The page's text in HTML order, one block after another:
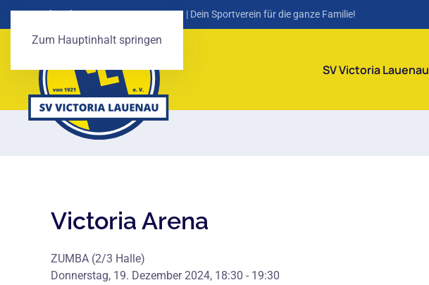
Zum Hauptinhalt springen
SV Victoria Lauenau von 1921 e. V. | Dein Sportverein für die ganze Familie!
SV Victoria Lauenau
Victoria Arena
ZUMBA (2/3 Halle)
Donnerstag, 19. Dezember 2024, 18:30 - 19:30